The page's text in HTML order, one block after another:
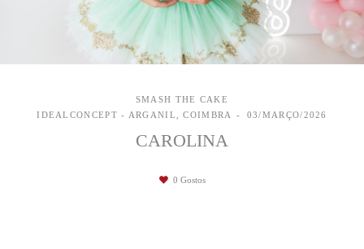
SMASH THE CAKE
IDEALCONCEPT - ARGANIL, COIMBRA
03/MARÇO/2026
CAROLINA
0 Gostos